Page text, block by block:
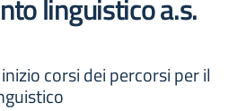
linguistico a.s.
corsi dei percorsi per il